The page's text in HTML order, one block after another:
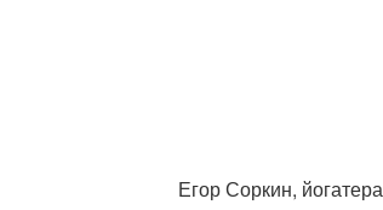
Егор Соркин,